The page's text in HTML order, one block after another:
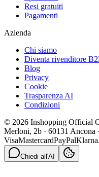
Resi gratuiti
Pagamenti
Azienda
Chi siamo
Diventa rivenditore
Blog
Privacy
Cookie
Trasparenza AI
Condizioni
© 2026 Inshopping Official
Merloni, 2b · 60131 Ancona
VisaMastercardPayPalKlarna
Chiedi all'AI